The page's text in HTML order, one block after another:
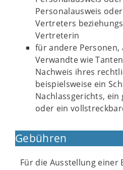
Personalausweis
Vertreters
Vertreterin
für andere Personen,
Verwandte wie
Nachweis ihres
beispielsweise ein
Nachlassgerichts,
oder ein
Gebühren
Für die Ausstellung einer